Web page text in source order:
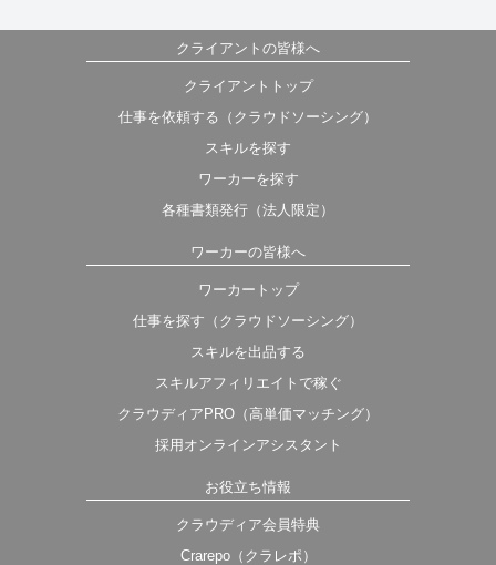
クライアントの皆様へ
クライアントトップ
仕事を依頼する（クラウドソーシング）
スキルを探す
ワーカーを探す
各種書類発行（法人限定）
ワーカーの皆様へ
ワーカートップ
仕事を探す（クラウドソーシング）
スキルを出品する
スキルアフィリエイトで稼ぐ
クラウディアPRO（高単価マッチング）
採用オンラインアシスタント
お役立ち情報
クラウディア会員特典
Crarepo（クラレポ）